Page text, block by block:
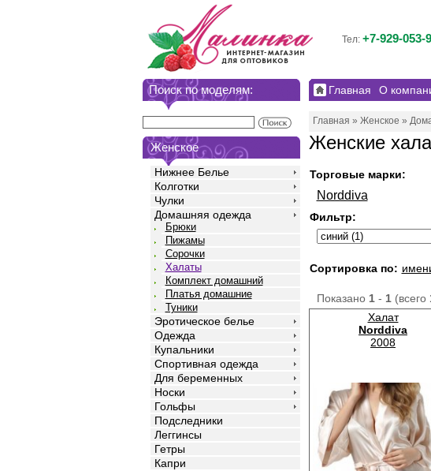
Тел: +7-929-053-
Поиск по моделям:
Женское
Нижнее Белье
Колготки
Чулки
Домашняя одежда
Брюки
Пижамы
Сорочки
Халаты
Комплект домашний
Платья домашние
Туники
Эротическое белье
Одежда
Купальники
Спортивная одежда
Для беременных
Носки
Гольфы
Подследники
Леггинсы
Гетры
Капри
Главная О
Главная » Женское »
Женские
Торговые марки:
Norddiva
Фильтр:
Сортировка по:
Показано 1- 1(всего
Халат
Norddiva
2008